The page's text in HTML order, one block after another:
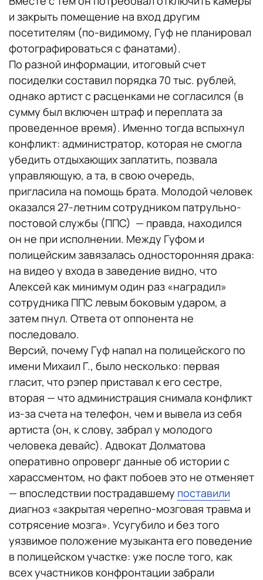
и закрыть помещение на вход другим
посетителям (по-видимому, Гуф не планировал
фотографироваться с фанатами).
По разной информации, итоговый счет
посиделки составил порядка 70 тыс. рублей,
однако артист с расценками не согласился (в
сумму был включен штраф и переплата за
проведенное время). Именно тогда вспыхнул
конфликт: администратор, которая не смогла
убедить отдыхающих заплатить, позвала
управляющую, а та, в свою очередь,
пригласила на помощь брата. Молодой человек
оказался 27-летним сотрудником патрульно-
постовой службы (ППС) — правда, находился
он не при исполнении. Между Гуфом и
полицейским завязалась односторонняя драка:
на видео у входа в заведение видно, что
Алексей как минимум один раз «наградил»
сотрудника ППС левым боковым ударом, а
затем пнул. Ответа от оппонента не
последовало.
Версий, почему Гуф напал на полицейского по
имени Михаил Г., было несколько: первая
гласит, что рэпер приставал к его сестре,
вторая — что администрация снимала конфликт
из-за счета на телефон, чем и вывела из себя
артиста (он, к слову, забрал у молодого
человека девайс). Адвокат Долматова
оперативно опроверг данные об истории с
харассментом, но факт побоев это не отменяет
— впоследствии пострадавшему поставили
диагноз «закрытая черепно-мозговая травма и
сотрясение мозга». Усугубило и без того
уязвимое положение музыканта его поведение
в полицейском участке: уже после того, как
всех участников конфронтации забрали